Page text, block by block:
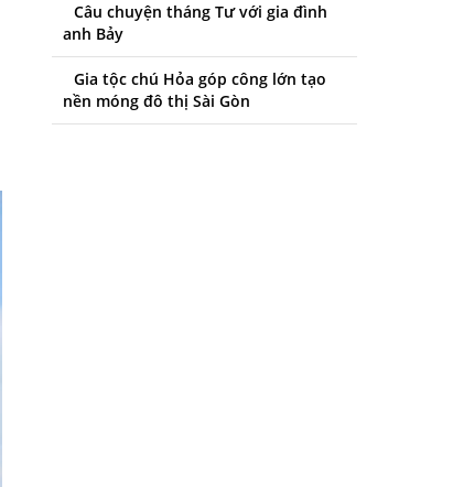
Câu chuyện tháng Tư với gia đình
anh Bảy
Gia tộc chú Hỏa góp công lớn tạo
nền móng đô thị Sài Gòn